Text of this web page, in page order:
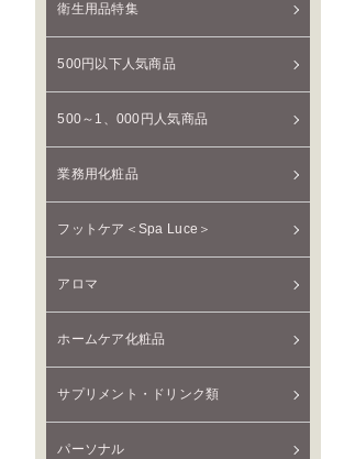
衛生用品特集
500円以下人気商品
500～1、000円人気商品
業務用化粧品
フットケア＜Spa Luce＞
アロマ
ホームケア化粧品
サプリメント・ドリンク類
パーソナル